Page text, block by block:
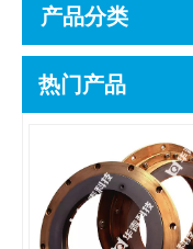
产品分类
热门产品